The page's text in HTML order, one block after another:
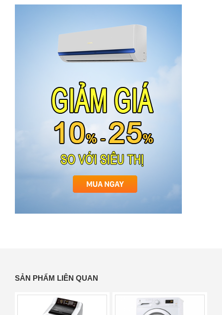
SẢN PHẨM LIÊN QUAN